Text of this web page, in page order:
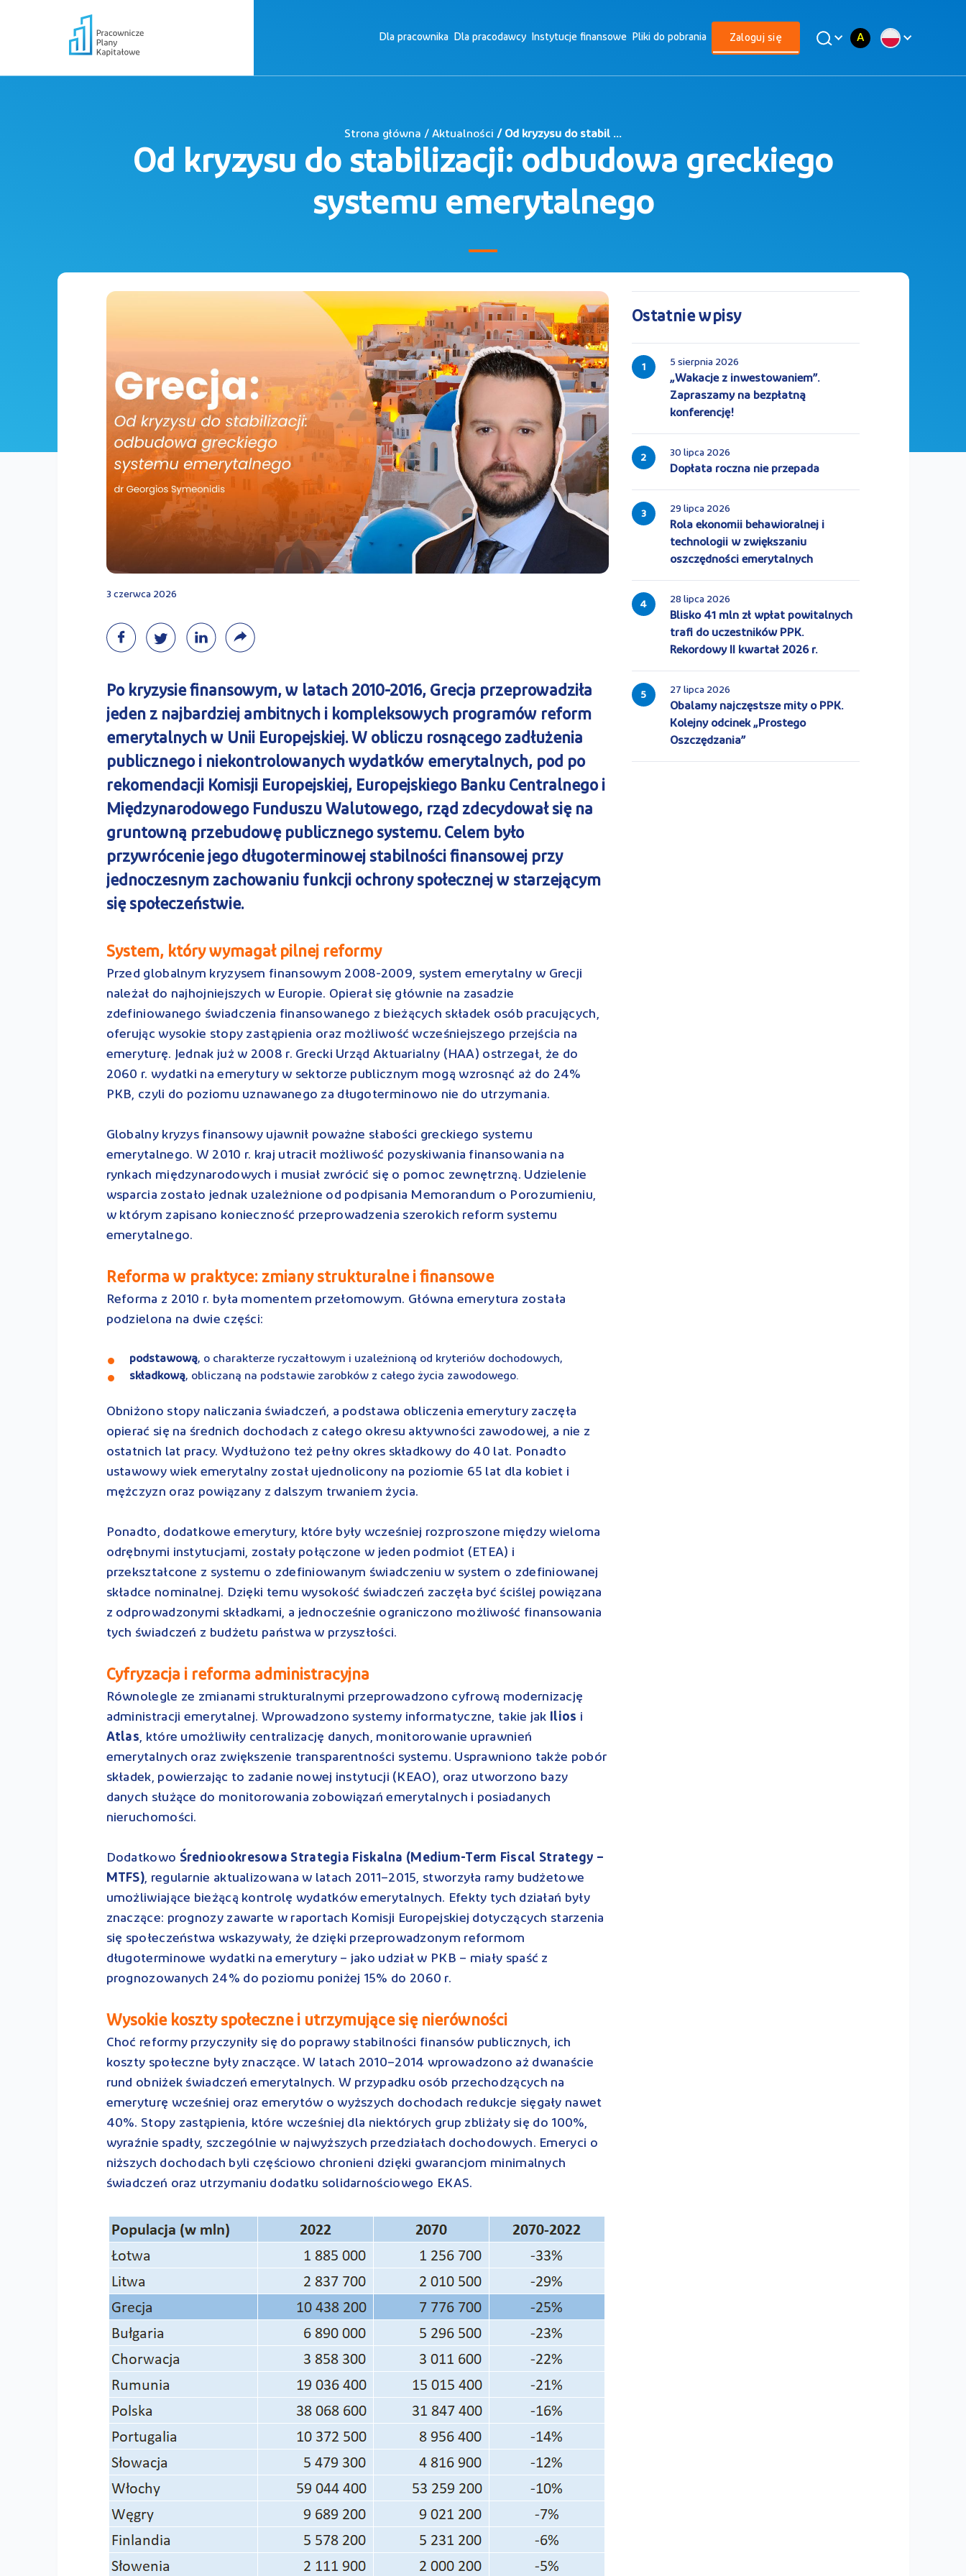
Dla pracownika Dla pracodawcy Instytucje finansowe Pliki do pobrania Zaloguj się A
Strona główna / Aktualności / Od kryzysu do stabil ...
Od kryzysu do stabilizacji: odbudowa greckiego
systemu emerytalnego
3 czerwca 2026
Po kryzysie finansowym, w latach 2010-2016, Grecja przeprowadziła
jeden z najbardziej ambitnych i kompleksowych programów reform
emerytalnych w Unii Europejskiej. W obliczu rosnącego zadłużenia
publicznego i niekontrolowanych wydatków emerytalnych, pod po
rekomendacji Komisji Europejskiej, Europejskiego Banku Centralnego i
Międzynarodowego Funduszu Walutowego, rząd zdecydował się na
gruntowną przebudowę publicznego systemu. Celem było
przywrócenie jego długoterminowej stabilności finansowej przy
jednoczesnym zachowaniu funkcji ochrony społecznej w starzejącym
się społeczeństwie.
System, który wymagał pilnej reformy
Przed globalnym kryzysem finansowym 2008-2009, system emerytalny w Grecji
należał do najhojniejszych w Europie. Opierał się głównie na zasadzie
zdefiniowanego świadczenia finansowanego z bieżących składek osób pracujących,
oferując wysokie stopy zastąpienia oraz możliwość wcześniejszego przejścia na
emeryturę. Jednak już w 2008 r. Grecki Urząd Aktuarialny (HAA) ostrzegał, że do
2060 r. wydatki na emerytury w sektorze publicznym mogą wzrosnąć aż do 24%
PKB, czyli do poziomu uznawanego za długoterminowo nie do utrzymania.
Globalny kryzys finansowy ujawnił poważne słabości greckiego systemu
emerytalnego. W 2010 r. kraj utracił możliwość pozyskiwania finansowania na
rynkach międzynarodowych i musiał zwrócić się o pomoc zewnętrzną. Udzielenie
wsparcia zostało jednak uzależnione od podpisania Memorandum o Porozumieniu,
w którym zapisano konieczność przeprowadzenia szerokich reform systemu
emerytalnego.
Reforma w praktyce: zmiany strukturalne i finansowe
Reforma z 2010 r. była momentem przełomowym. Główna emerytura została
podzielona na dwie części:
podstawową, o charakterze ryczałtowym i uzależnioną od kryteriów dochodowych,
składkową, obliczaną na podstawie zarobków z całego życia zawodowego.
Obniżono stopy naliczania świadczeń, a podstawa obliczenia emerytury zaczęła
opierać się na średnich dochodach z całego okresu aktywności zawodowej, a nie z
ostatnich lat pracy. Wydłużono też pełny okres składkowy do 40 lat. Ponadto
ustawowy wiek emerytalny został ujednolicony na poziomie 65 lat dla kobiet i
mężczyzn oraz powiązany z dalszym trwaniem życia.
Ponadto, dodatkowe emerytury, które były wcześniej rozproszone między wieloma
odrębnymi instytucjami, zostały połączone w jeden podmiot (ETEA) i
przekształcone z systemu o zdefiniowanym świadczeniu w system o zdefiniowanej
składce nominalnej. Dzięki temu wysokość świadczeń zaczęła być ściślej powiązana
z odprowadzonymi składkami, a jednocześnie ograniczono możliwość finansowania
tych świadczeń z budżetu państwa w przyszłości.
Cyfryzacja i reforma administracyjna
Równolegle ze zmianami strukturalnymi przeprowadzono cyfrową modernizację
administracji emerytalnej. Wprowadzono systemy informatyczne, takie jak Ilios i
Atlas, które umożliwiły centralizację danych, monitorowanie uprawnień
emerytalnych oraz zwiększenie transparentności systemu. Usprawniono także pobór
składek, powierzając to zadanie nowej instytucji (KEAO), oraz utworzono bazy
danych służące do monitorowania zobowiązań emerytalnych i posiadanych
nieruchomości.
Dodatkowo Średniookresowa Strategia Fiskalna (Medium-Term Fiscal Strategy –
MTFS), regularnie aktualizowana w latach 2011–2015, stworzyła ramy budżetowe
umożliwiające bieżącą kontrolę wydatków emerytalnych. Efekty tych działań były
znaczące: prognozy zawarte w raportach Komisji Europejskiej dotyczących starzenia
się społeczeństwa wskazywały, że dzięki przeprowadzonym reformom
długoterminowe wydatki na emerytury – jako udział w PKB – miały spaść z
prognozowanych 24% do poziomu poniżej 15% do 2060 r.
Wysokie koszty społeczne i utrzymujące się nierówności
Choć reformy przyczyniły się do poprawy stabilności finansów publicznych, ich
koszty społeczne były znaczące. W latach 2010–2014 wprowadzono aż dwanaście
rund obniżek świadczeń emerytalnych. W przypadku osób przechodzących na
emeryturę wcześniej oraz emerytów o wyższych dochodach redukcje sięgały nawet
40%. Stopy zastąpienia, które wcześniej dla niektórych grup zbliżały się do 100%,
wyraźnie spadły, szczególnie w najwyższych przedziałach dochodowych. Emeryci o
niższych dochodach byli częściowo chronieni dzięki gwarancjom minimalnych
świadczeń oraz utrzymaniu dodatku solidarnościowego EKAS.
Ostatnie wpisy
1 5 sierpnia 2026
„Wakacje z inwestowaniem”.
Zapraszamy na bezpłatną
konferencję!
2 30 lipca 2026
Dopłata roczna nie przepada
3 29 lipca 2026
Rola ekonomii behawioralnej i
technologii w zwiększaniu
oszczędności emerytalnych
4 28 lipca 2026
Blisko 41 mln zł wpłat powitalnych
trafi do uczestników PPK.
Rekordowy II kwartał 2026 r.
5 27 lipca 2026
Obalamy najczęstsze mity o PPK.
Kolejny odcinek „Prostego
Oszczędzania”